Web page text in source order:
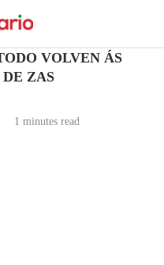
VOLVEN ÁS
ZAS
1 minutes read